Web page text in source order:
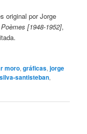
original por Jorge
Poèmes [1948-1952],
moro,gráficas,jorge
santisteban,